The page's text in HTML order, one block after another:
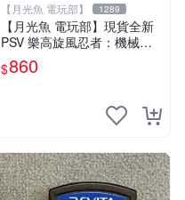
【月光魚 電玩部】 1289
【月光魚 電玩部】現貨全新
PSV 樂高旋風忍者：機械忍
者 亞版英文版 LEGO Ninjag
o: Nindroids
$860